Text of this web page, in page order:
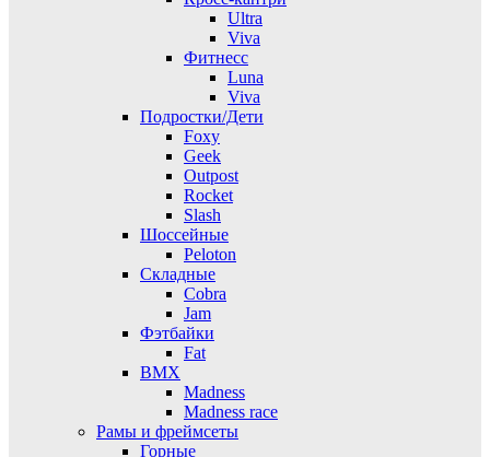
Ultra
Viva
Фитнесс
Luna
Viva
Подростки/Дети
Foxy
Geek
Outpost
Rocket
Slash
Шоссейные
Peloton
Складные
Cobra
Jam
Фэтбайки
Fat
BMX
Madness
Madness race
Рамы и фреймсеты
Горные